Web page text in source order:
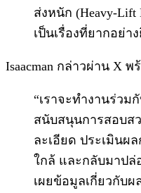
ส่งหนัก (Heavy-Lift
เป็นเรื่องที่ยากอย่าง
Isaacman กล่าวผ่าน X พ
“เราจะทำงานร่วม
สนับสนุนการสอบส
ละเอียด ประเมินผ
ใกล้ และกลับมาปล่
เผยข้อมูลเกี่ยวกับ